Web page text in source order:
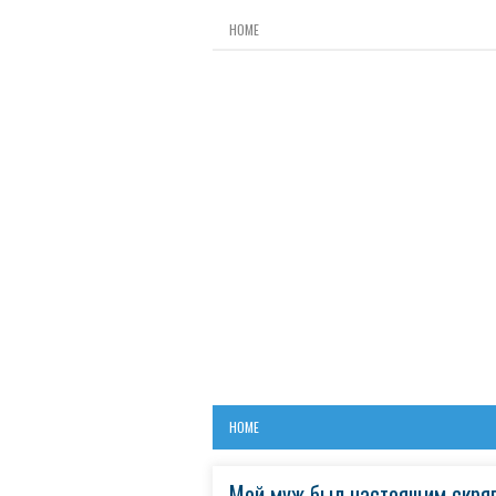
HOME
HOME